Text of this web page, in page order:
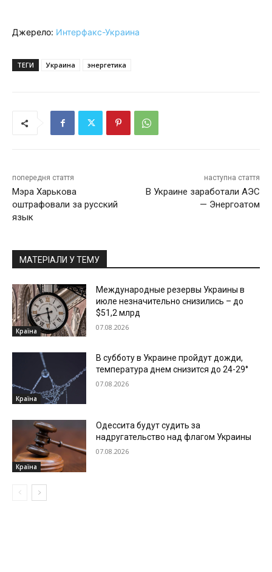
Джерело: Интерфакс-Украина
ТЕГИ Украина энергетика
попередня стаття
Мэра Харькова
оштрафовали за русский
язык
наступна стаття
В Украине заработали АЭС
— Энергоатом
МАТЕРІАЛИ У ТЕМУ
Країна
Международные резервы Украины в
июле незначительно снизились – до
$51,2 млрд
07.08.2026
Країна
В субботу в Украине пройдут дожди,
температура днем снизится до 24-29°
07.08.2026
Країна
Одессита будут судить за
надругательство над флагом Украины
07.08.2026